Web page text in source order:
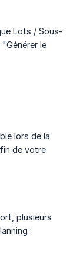
Lots / Sous-
le
lors de la
de votre
plusieurs
: